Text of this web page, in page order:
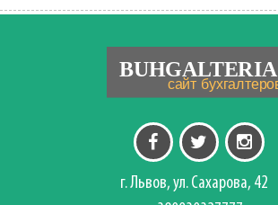
г. Львов, ул. Сахарова, 42